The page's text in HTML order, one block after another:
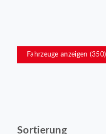
Fahrzeuge anzeigen (350)
Sortierung